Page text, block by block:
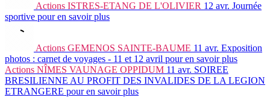
Actions ISTRES-ETANG DE L'OLIVIER 12 avr. Journée
sportive pour en savoir plus
Actions GEMENOS SAINTE-BAUME 11 avr. Exposition
photos : carnet de voyages - 11 et 12 avril pour en savoir plus
Actions NÎMES VAUNAGE OPPIDUM 11 avr. SOIREE
BRESILIENNE AU PROFIT DES INVALIDES DE LA LEGION
ETRANGERE pour en savoir plus